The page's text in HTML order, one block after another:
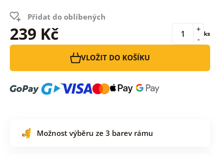
Přidat do oblíbených
239 Kč -
+ ks
VLOŽIT DO KOŠÍKU
Možnost výběru ze 3 barev rámu